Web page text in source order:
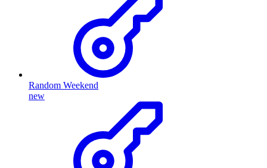
Random Weekend
new